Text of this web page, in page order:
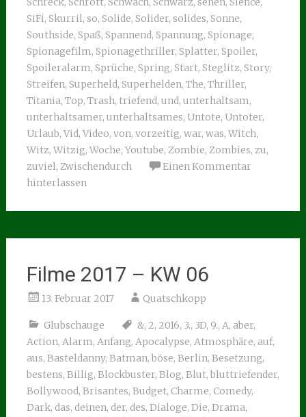
SiFi, Skurril, so, Solide, Solider, solides, Sonne,
Southside, Spaß, Spannend, Spannung, Spionage,
Spionagefilm, Spionagethriller, Splatter, Spoiler,
Spoileralarm, Sprüche, Spring, Start, Steglitz, Story,
Streifen, Superheld, Superhelden, The, Thriller,
Titania, Top, Trash, triefend, und, unterhaltsam,
unterhaltsamer, unterhaltsames, Untote, Untoter,
Urlaub, Vid, Video, von, vorzeitig, war, was, Witch,
Witz, Witzig, Woche, Youtube, Zombie, Zombies, zu,
zuviel, Zwischendurch
Einen Kommentar
hinterlassen
Filme 2017 – KW 06
13. Februar 2017 Quatschkopp
Glubschauge &, 2, 2016, 3., 3D, 9., A, aber,
Action, Alarm, Anfang, Apocalypse, Atmosphäre, auf,
aus, Basteldanny, Batman, böse, Berlin, Besetzung,
bestens, Billig, Blockbuster, Blog, Blut, bluttriefender,
Bollywood, Brisantes, Budget, Charme, Comedy,
Dark, das, deinen, der, des, Dialoge, Die, Drama,